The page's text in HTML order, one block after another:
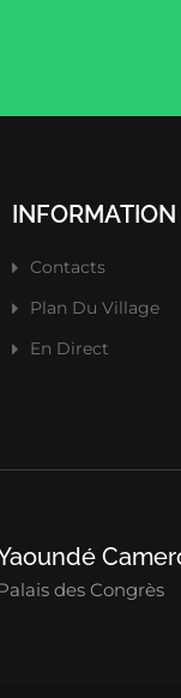
INFORMATION
Contacts
Plan Du Village
En Direct
des Congrès